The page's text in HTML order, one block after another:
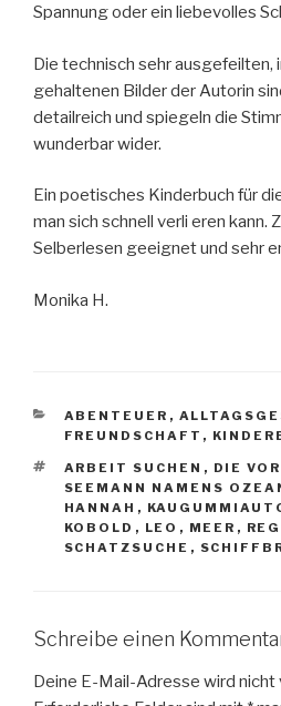
Spannung oder ein liebevolles
Die technisch sehr ausgefeilten,
gehaltenen Bilder der Autorin
detailreich und spiegeln die
wunderbar wider.
Ein poetisches Kinderbuch für
man sich schnell verli eren kann.
Selberlesen geeignet und sehr
Monika H.
KATEGORIEN
ABENTEUER ,
FREUNDSCHAFT ,
SCHLAGWÖRTER
ARBEIT SUCHEN , DIE
SEEMANN NAMENS
HANNAH ,
KOBOLD , LEO , MEER ,
SCHATZSUCHE ,
Schreibe einen
Deine E-Mail-Adresse wird